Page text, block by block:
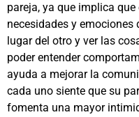
pareja, ya que implica
necesidades y emociones
lugar del otro y ver las
poder entender
ayuda a mejorar la
cada uno siente que su
fomenta una mayor